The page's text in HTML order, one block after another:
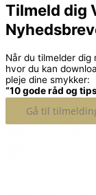
Tilmeld dig
Når du tilmelder dig
hvor du kan
pleje dine smykker:
“10 gode råd og
Gå til